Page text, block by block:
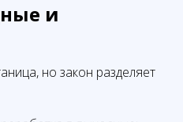
и
но закон разделяет